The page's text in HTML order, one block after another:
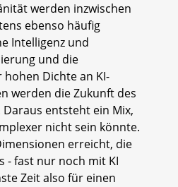
werden inzwischen
ebenso häufig
Intelligenz und
und die
Dichte an KI-
werden die Zukunft des
entsteht ein Mix,
nicht sein könnte.
erreicht, die
- fast nur noch mit KI
Zeit also für einen